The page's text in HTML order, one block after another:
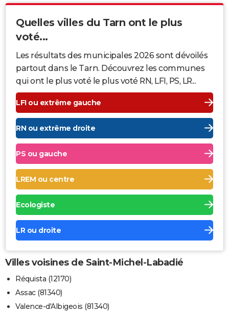
Quelles villes du Tarn ont le plus
voté...
Les résultats des municipales 2026 sont dévoilés
partout dans le Tarn. Découvrez les communes
qui ont le plus voté le plus voté RN, LFI, PS, LR...
LFI ou extrême gauche
RN ou extrême droite
PS ou gauche
LREM ou centre
Ecologiste
LR ou droite
Villes voisines de Saint-Michel-Labadié
Réquista (12170)
Assac (81340)
Valence-d'Albigeois (81340)